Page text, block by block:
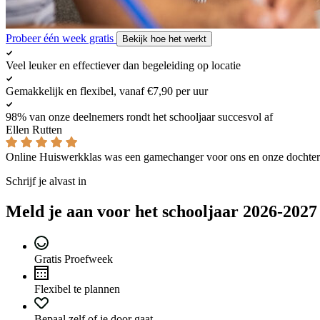
Probeer één week gratis Bekijk hoe het werkt
Veel leuker en effectiever dan begeleiding op locatie
Gemakkelijk en flexibel, vanaf €7,90 per uur
98% van onze deelnemers rondt het schooljaar succesvol af
Ellen Rutten
Online Huiswerkklas was een gamechanger voor ons en onze
Schrijf je alvast in
Meld je aan voor het schooljaar 2026-2027
Gratis Proefweek
Flexibel te plannen